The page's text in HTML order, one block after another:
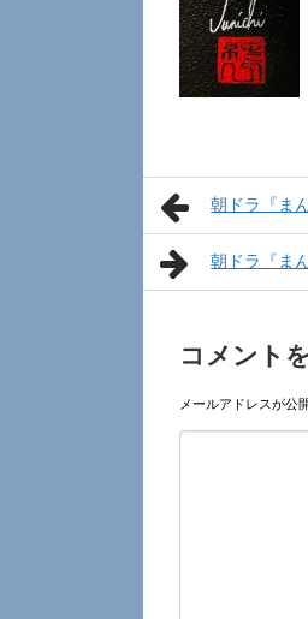
朝ドラ『ま
朝ドラ『ま
コメント
メールアドレスが公